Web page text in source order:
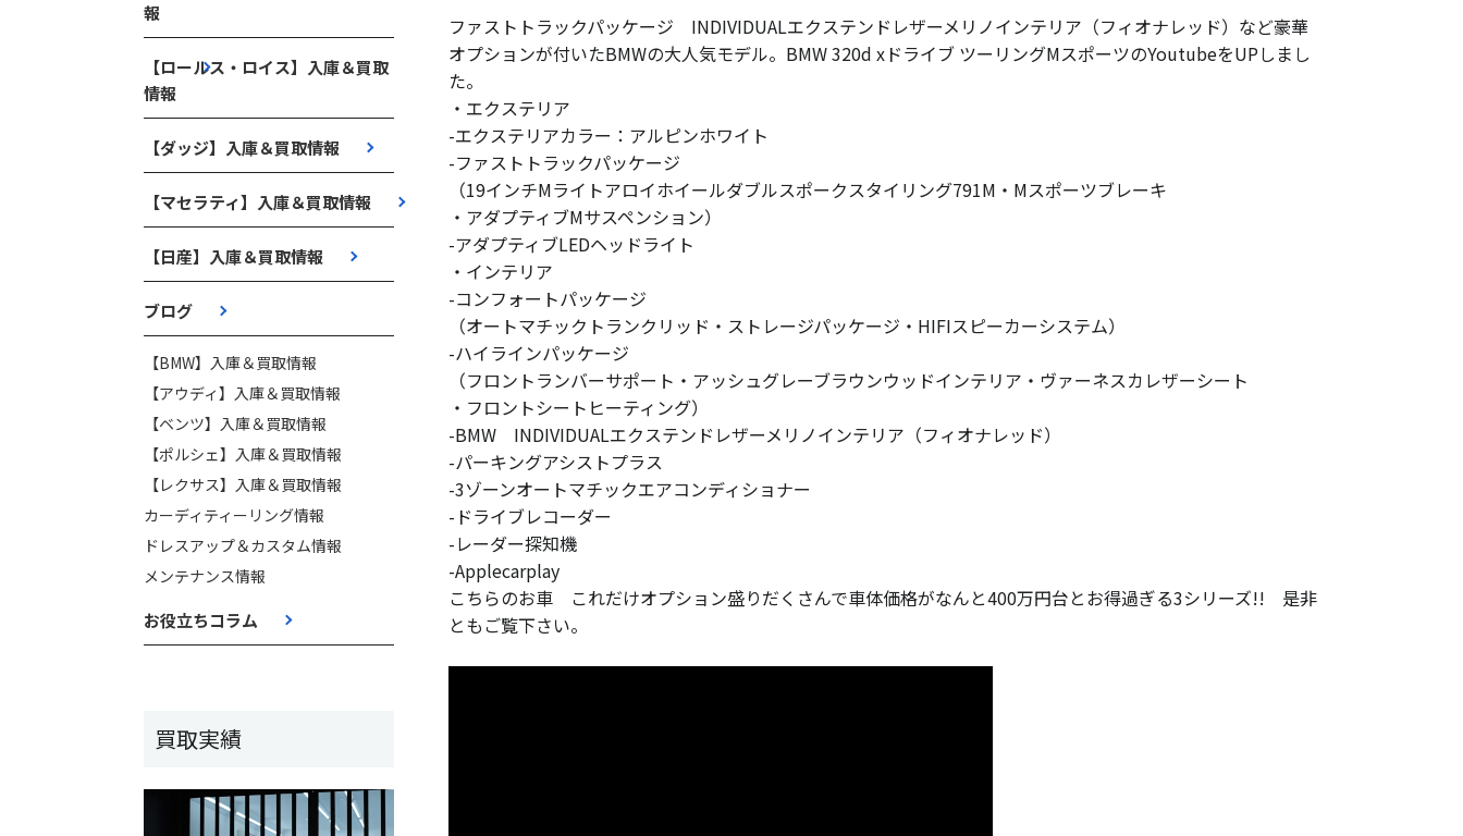
報
【ロールス・ロイス】入庫＆買取
情報
【ダッジ】入庫＆買取情報
【マセラティ】入庫＆買取情報
【日産】入庫＆買取情報
ブログ
【BMW】入庫＆買取情報
【アウディ】入庫＆買取情報
【ベンツ】入庫＆買取情報
【ポルシェ】入庫＆買取情報
【レクサス】入庫＆買取情報
カーディティーリング情報
ドレスアップ＆カスタム情報
メンテナンス情報
お役立ちコラム
買取実績
ファストトラックパッケージ INDIVIDUALエクステンドレザーメリノインテリア（フィオナレッド）など豪華
オプションが付いたBMWの大人気モデル。BMW 320d xドライブ ツーリングMスポーツのYoutubeをUPしまし
た。
・エクステリア
-エクステリアカラー：アルピンホワイト
-ファストトラックパッケージ
（19インチMライトアロイホイールダブルスポークスタイリング791M・Mスポーツブレーキ
・アダプティブMサスペンション）
-アダプティブLEDヘッドライト
・インテリア
-コンフォートパッケージ
（オートマチックトランクリッド・ストレージパッケージ・HIFIスピーカーシステム）
-ハイラインパッケージ
（フロントランバーサポート・アッシュグレーブラウンウッドインテリア・ヴァーネスカレザーシート
・フロントシートヒーティング）
-BMW INDIVIDUALエクステンドレザーメリノインテリア（フィオナレッド）
-パーキングアシストプラス
-3ゾーンオートマチックエアコンディショナー
-ドライブレコーダー
-レーダー探知機
-Applecarplay
こちらのお車 これだけオプション盛りだくさんで車体価格がなんと400万円台とお得過ぎる3シリーズ!! 是非
ともご覧下さい。